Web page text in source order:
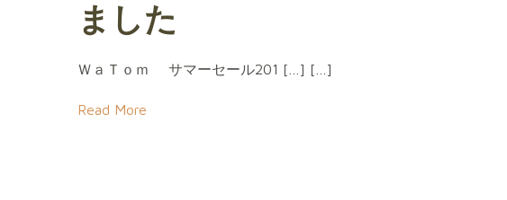
ました
ＷａＴｏｍ サマーセール201 […] […]
Read More